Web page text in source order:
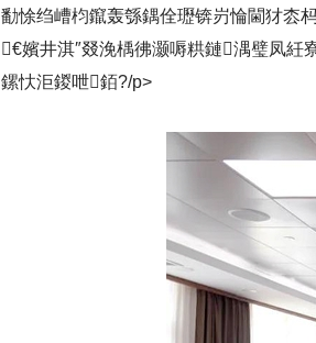
勫悇绉嶆枃鑹轰綔鍝佺瓑锛岃惀閫犲枩
€嬪井淇″叕浼楀彿灏嗕粠鏈湡璧凤
鏍忕洰鍐呭銆?/p>